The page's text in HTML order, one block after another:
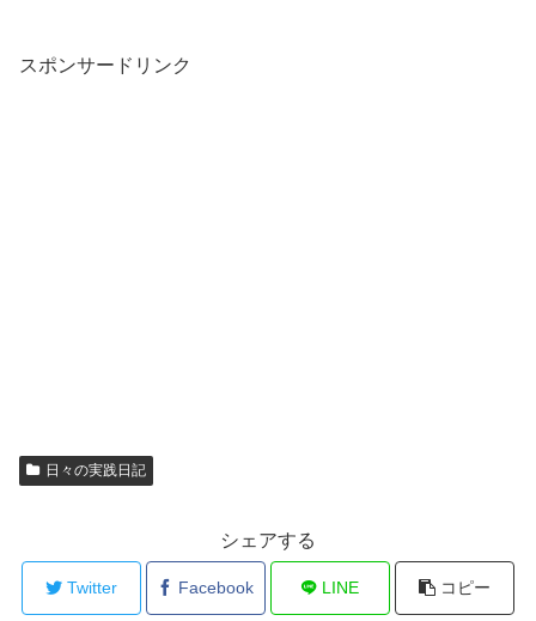
スポンサードリンク
日々の実践日記
シェアする
Twitter Facebook LINE コピー